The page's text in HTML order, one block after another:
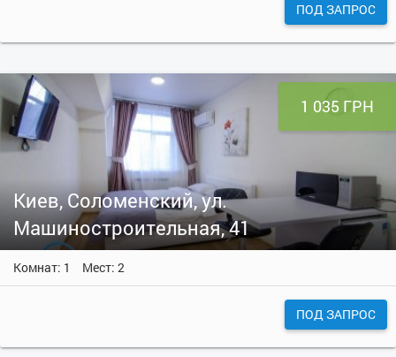
ПОД ЗАПРОС
1 035 ГРН
Киев, Соломенский, ул.
Машиностроительная, 41
Комнат: 1 Мест: 2
ПОД ЗАПРОС